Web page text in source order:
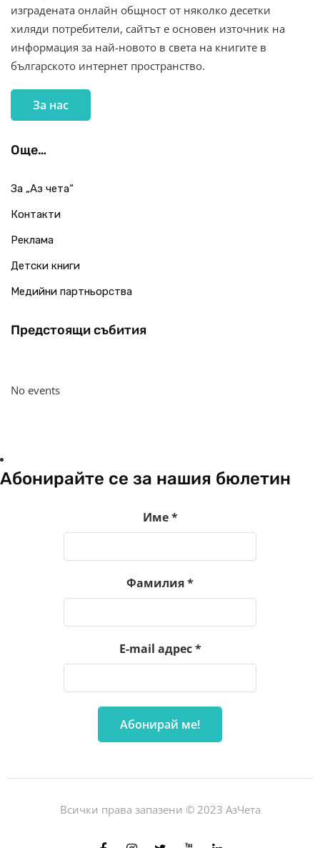
изградената онлайн общност от няколко десетки
хиляди потребители, сайтът е основен източник на
информация за най-новото в света на книгите в
българското интернет пространство.
За нас
Още…
За „Аз чета“
Контакти
Реклама
Детски книги
Медийни партньорства
Предстоящи събития
No events
Абонирайте се за нашия бюлетин
Име*
Фамилия*
E-mail адрес*
Всички права запазени © 2023 АзЧета